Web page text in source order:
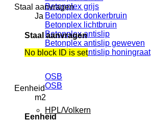
Betonplex grijs
Betonplex donkerbruin
Betonplex lichtbruin
Betonplex antislip
Betonplex antislip geweven
Betonplex antislip honingraat
OSB
OSB
HPL/Volkern
Staal aanvragen
Ja
Staal aanvragen
No block ID is set
Eenheid
m2
Eenheid